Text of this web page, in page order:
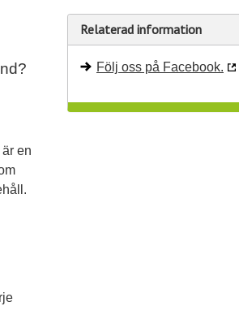
en
Relaterad information
Följ oss på Facebook.